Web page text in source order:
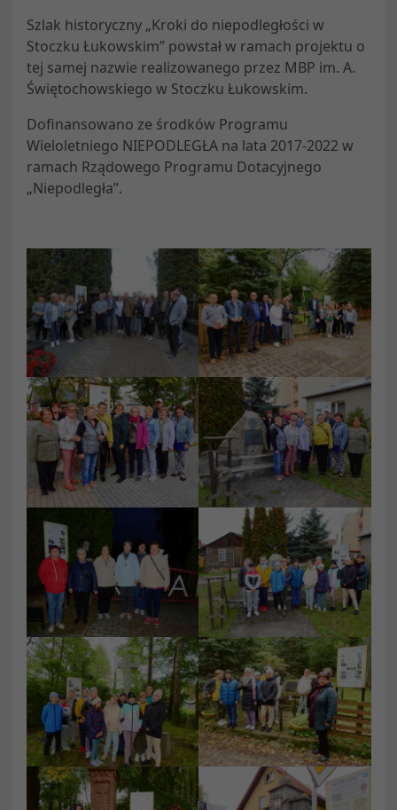
Szlak historyczny „Kroki do niepodległości w
Stoczku Łukowskim” powstał w ramach projektu o
tej samej nazwie realizowanego przez MBP im. A.
Świętochowskiego w Stoczku Łukowskim.
Dofinansowano ze środków Programu
Wieloletniego NIEPODLEGŁA na lata 2017-2022 w
ramach Rządowego Programu Dotacyjnego
„Niepodległa”.